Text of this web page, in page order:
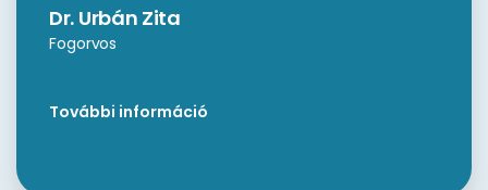
Dr. Urbán Zita
Fogorvos
További információ